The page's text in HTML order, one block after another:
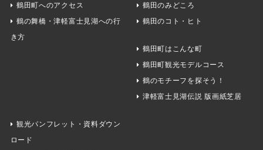
鶴田町へのアクセス
鶴の舞橋・津軽富士見湖への行
き方
鶴田のみどころ
鶴田のコト・ヒト
鶴田町はこんな町
鶴田町観光モデルコース
鶴のモチーフを探そう！
津軽富士見湖伝説 版画紙芝居
観光パンフレット・資料ダウン
ロード